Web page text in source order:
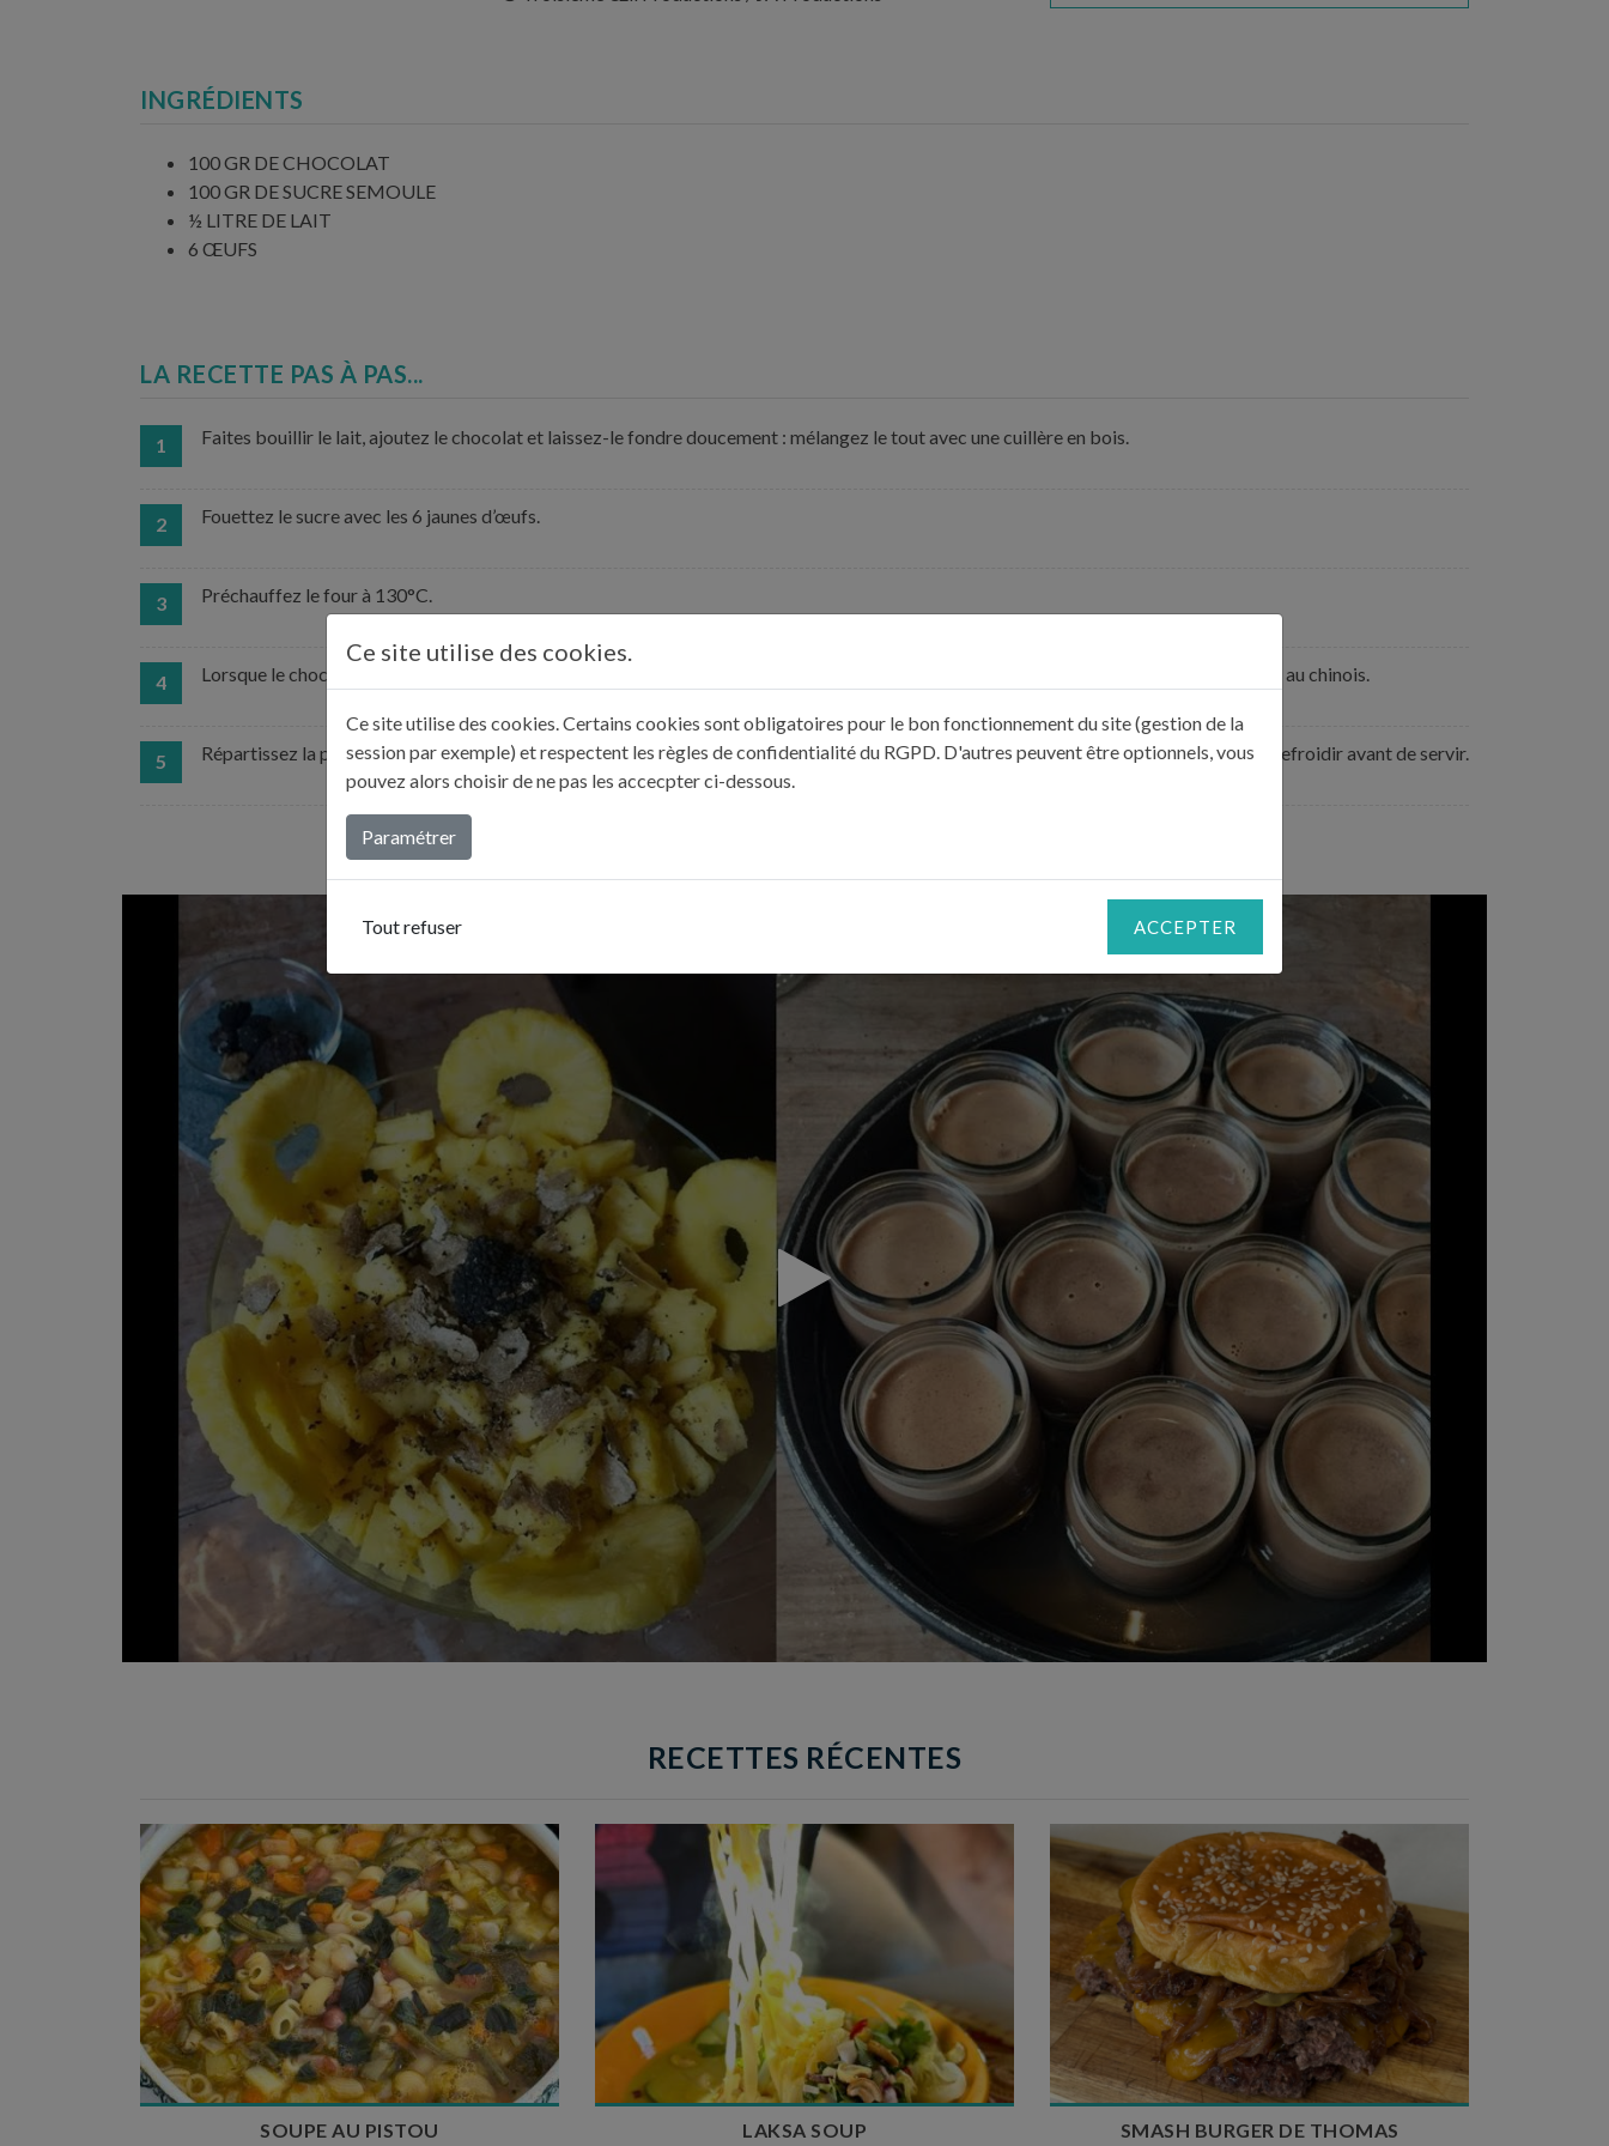
INGRÉDIENTS
100 GR DE CHOCOLAT
100 GR DE SUCRE SEMOULE
½ LITRE DE LAIT
6 ŒUFS
LA RECETTE PAS À PAS...
1 Faites bouillir le lait, ajoutez le chocolat et laissez-le fondre doucement : mélangez le tout avec une cuillère en bois.
2 Fouettez le sucre avec les 6 jaunes d’œufs.
3 Préchauffez le four à 130°C.
4 Lorsque le chocolat est complètement fondu, versez-le sur les œufs et le sucre, mélangez rapidement et énergétiquement, puis passez au chinois.
5 Répartissez la préparation dans des ramequins de 8 cm de diamètre et enfournez au bain-marie dans le four pendant 1 heure. Laissez refroidir avant de servir.
RECETTES RÉCENTES
Temps de préparation : 35 min
Temps de cuisson : 1h15
Nombre de couverts : 8
SOUPE AU PISTOU
Temps de préparation : 40 min
Temps de cuisson : 25 min
Nombre de couverts : 4
LAKSA SOUP
Temps de préparation : 20 min
Temps de cuisson : 5 à 10 min
Nombre de couverts : 4
SMASH BURGER DE THOMAS
Ce site utilise des cookies.
Ce site utilise des cookies. Certains cookies sont obligatoires pour le bon fonctionnement du site (gestion de la
session par exemple) et respectent les règles de confidentialité du RGPD. D'autres peuvent être optionnels, vous
pouvez alors choisir de ne pas les accecpter ci-dessous.
Paramétrer
Tout refuser ACCEPTER